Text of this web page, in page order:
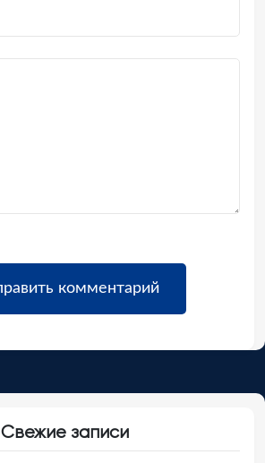
Свежие записи